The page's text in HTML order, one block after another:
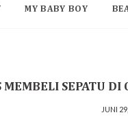
MY BABY BOY
MEMBELI SEPATU DI
JUNI